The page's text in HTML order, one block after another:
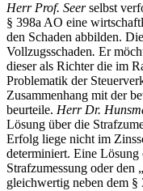
Herr Prof. Seerselbst
§ 398a AO eine
den Schaden abbilden.
Vollzugsschaden. Er
dieser als Richter die im
Problematik der
Zusammenhang mit der
beurteile. Herr Dr.
Lösung über die
Erfolg liege nicht im
determiniert. Eine
Strafzumessung oder den
gleichwertig neben dem §